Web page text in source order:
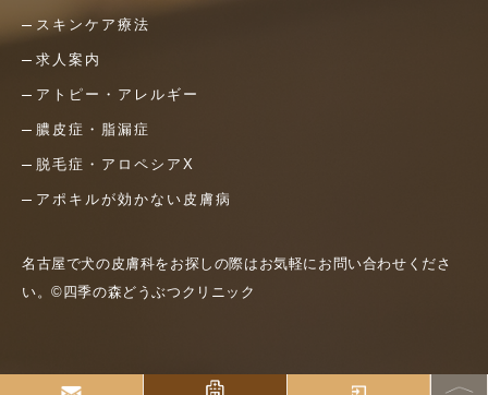
スキンケア療法
求人案内
アトピー・アレルギー
膿皮症・脂漏症
脱毛症・アロペシアX
アポキルが効かない皮膚病
名古屋で犬の皮膚科をお探しの際はお気軽にお問い合わせくださ
い。©四季の森どうぶつクリニック